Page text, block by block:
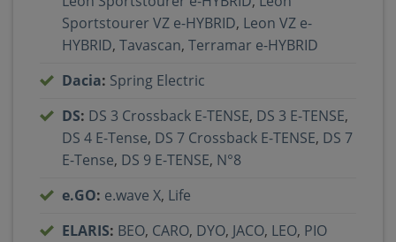
Sportstourer VZ e-HYBRID, Leon VZ e-
HYBRID, Tavascan, Terramar e-HYBRID
Dacia: Spring Electric
DS: DS 3 Crossback E-TENSE, DS 3 E-TENSE,
DS 4 E-Tense, DS 7 Crossback E-TENSE, DS 7
E-Tense, DS 9 E-TENSE, N°8
e.GO: e.wave X, Life
ELARIS: BEO, CARO, DYO, JACO, LEO, PIO